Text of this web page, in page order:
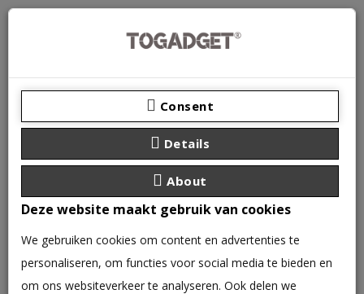
0 product(en) - €0,00
Consent
Details
About
Deze website maakt gebruik van cookies
We gebruiken cookies om content en advertenties te
personaliseren, om functies voor social media te bieden en
om ons websiteverkeer te analyseren. Ook delen we